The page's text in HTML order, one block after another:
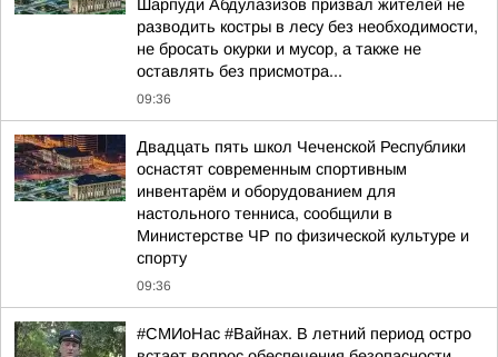
Шарпуди Абдулазизов призвал жителей не
разводить костры в лесу без необходимости,
не бросать окурки и мусор, а также не
оставлять без присмотра...
09:36
Двадцать пять школ Чеченской Республики
оснастят современным спортивным
инвентарём и оборудованием для
настольного тенниса, сообщили в
Министерстве ЧР по физической культуре и
спорту
09:36
#СМИоНас #Вайнах. В летний период остро